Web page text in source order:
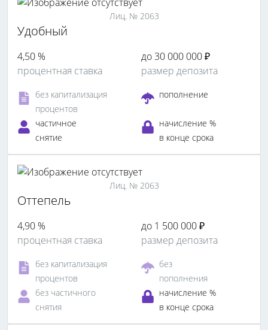
Лиц. № 2063
Удобный
4,50 %
процентная ставка
до 30 000 000 ₽
размер депозита
без капитализация
процентов
пополнение
частичное
снятие
начисление %
в конце срока
Лиц. № 2063
Оттепель
4,90 %
процентная ставка
до 1 500 000 ₽
размер депозита
без капитализация
процентов
без
пополнения
без частичного
снятия
начисление %
в конце срока